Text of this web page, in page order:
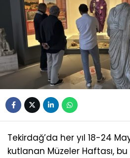
Tekirdağ’da her yıl 18-24
kutlanan Müzeler Haftası,